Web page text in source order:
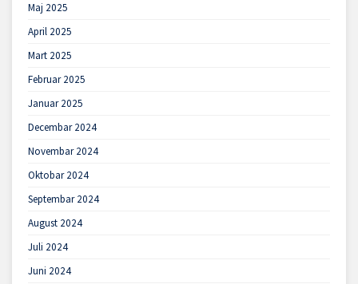
Maj 2025
April 2025
Mart 2025
Februar 2025
Januar 2025
Decembar 2024
Novembar 2024
Oktobar 2024
Septembar 2024
August 2024
Juli 2024
Juni 2024